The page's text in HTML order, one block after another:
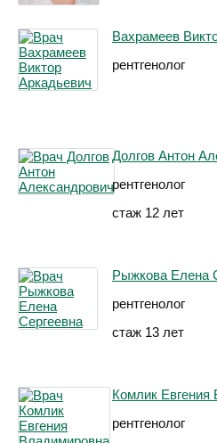
Вахрамеев
рентгенолог
Долгов Антон
рентгенолог
стаж 12 лет
Рыжкова Елена
рентгенолог
стаж 13 лет
Комлик Евгения
рентгенолог